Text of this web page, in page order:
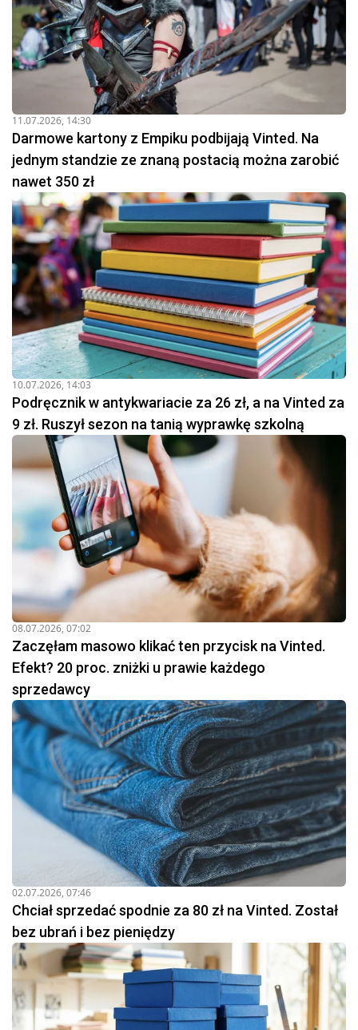
11.07.2026, 14:30
Darmowe kartony z Empiku podbijają Vinted. Na
jednym standzie ze znaną postacią można zarobić
nawet 350 zł
10.07.2026, 14:03
Podręcznik w antykwariacie za 26 zł, a na Vinted za
9 zł. Ruszył sezon na tanią wyprawkę szkolną
08.07.2026, 07:02
Zaczęłam masowo klikać ten przycisk na Vinted.
Efekt? 20 proc. zniżki u prawie każdego
sprzedawcy
02.07.2026, 07:46
Chciał sprzedać spodnie za 80 zł na Vinted. Został
bez ubrań i bez pieniędzy